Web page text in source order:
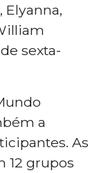
Elyanna,
sexta-
a
As
12 grupos